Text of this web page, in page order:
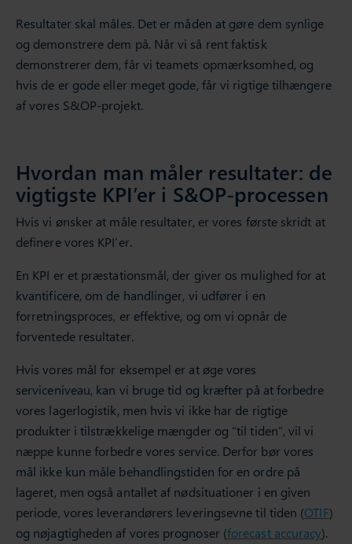
Resultater skal måles. Det er måden at gøre dem synlige
og demonstrere dem på. Når vi så rent faktisk
demonstrerer dem, får vi teamets opmærksomhed, og
hvis de er gode eller meget gode, får vi rigtige tilhængere
af vores S&OP-projekt.
Hvordan man måler resultater: de
vigtigste KPI’er i S&OP-processen
Hvis vi ønsker at måle resultater, er vores første skridt at
definere vores KPI’er.
En KPI er et præstationsmål, der giver os mulighed for at
kvantificere, om de handlinger, vi udfører i en
forretningsproces, er effektive, og om vi opnår de
forventede resultater.
Hvis vores mål for eksempel er at øge vores
serviceniveau, kan vi bruge tid og kræfter på at forbedre
vores lagerlogistik, men hvis vi ikke har de rigtige
produkter i tilstrækkelige mængder og “til tiden”, vil vi
næppe kunne forbedre vores service. Derfor bør vores
mål ikke kun måle behandlingstiden for en ordre på
lageret, men også antallet af nødsituationer i en given
periode, vores leverandørers leveringsevne til tiden (OTIF)
og nøjagtigheden af vores prognoser (forecast accuracy).